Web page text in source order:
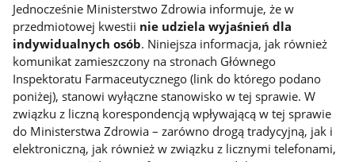
Jednocześnie Ministerstwo Zdrowia informuje, że w
przedmiotowej kwestii nie udziela wyjaśnień dla
indywidualnych osób. Niniejsza informacja, jak również
komunikat zamieszczony na stronach Głównego
Inspektoratu Farmaceutycznego (link do którego podano
poniżej), stanowi wyłączne stanowisko w tej sprawie. W
związku z liczną korespondencją wpływającą w tej sprawie
do Ministerstwa Zdrowia – zarówno drogą tradycyjną, jak i
elektroniczną, jak również w związku z licznymi telefonami,